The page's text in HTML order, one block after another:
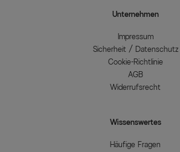
Unternehmen
Impressum
Sicherheit / Datenschutz
Cookie-Richtlinie
AGB
Widerrufsrecht
Wissenswertes
Häufige Fragen